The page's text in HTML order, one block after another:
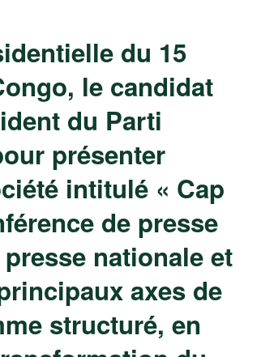
du 15
le candidat
du Parti
présenter
intitulé « Cap
de presse
nationale et
axes de
structuré, en